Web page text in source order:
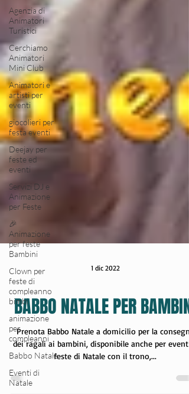
Agenzia di
Animatori
Turistici
Cerchiamo
Animatori
Mini Club
Animatori e
artisti per
eventi
giocolieri per
festa eventi
Deejay per
feste ed
eventi
Servizi DJ e
Animazione
per Feste
🎉
Animazione
per feste
Bambini
Clown per
feste di
compleanno
bimbi
animazione
per
compleanni
Babbo Natale
Eventi di
Natale
BABBO NATALE PER BAMBINI
Prenota Babbo Natale a domicilio per la consegna
dei ragali ai bambini, disponibile anche per eventi